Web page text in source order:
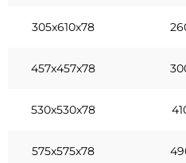
305x610x78
457x457x78
530x530x78
575x575x78